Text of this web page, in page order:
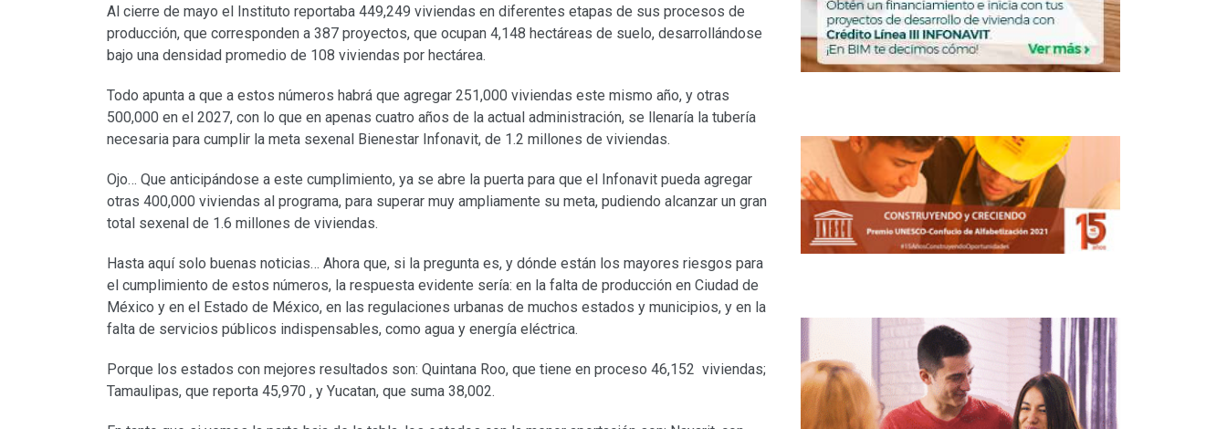
Al cierre de mayo el Instituto reportaba 449,249 viviendas en diferentes etapas de sus procesos de
producción, que corresponden a 387 proyectos, que ocupan 4,148 hectáreas de suelo, desarrollándose
bajo una densidad promedio de 108 viviendas por hectárea.
Todo apunta a que a estos números habrá que agregar 251,000 viviendas este mismo año, y otras
500,000 en el 2027, con lo que en apenas cuatro años de la actual administración, se llenaría la tubería
necesaria para cumplir la meta sexenal Bienestar Infonavit, de 1.2 millones de viviendas.
Ojo… Que anticipándose a este cumplimiento, ya se abre la puerta para que el Infonavit pueda agregar
otras 400,000 viviendas al programa, para superar muy ampliamente su meta, pudiendo alcanzar un gran
total sexenal de 1.6 millones de viviendas.
Hasta aquí solo buenas noticias… Ahora que, si la pregunta es, y dónde están los mayores riesgos para
el cumplimiento de estos números, la respuesta evidente sería: en la falta de producción en Ciudad de
México y en el Estado de México, en las regulaciones urbanas de muchos estados y municipios, y en la
falta de servicios públicos indispensables, como agua y energía eléctrica.
Porque los estados con mejores resultados son: Quintana Roo, que tiene en proceso 46,152 viviendas;
Tamaulipas, que reporta 45,970 , y Yucatan, que suma 38,002.